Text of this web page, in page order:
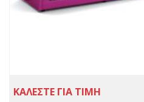
ΚΑΛΕΣΤΕ ΓΙΑ ΤΙΜΗ